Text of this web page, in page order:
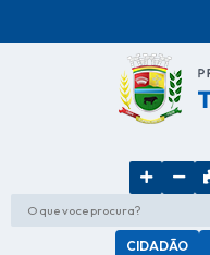
O que voce procura?
CIDADÃO